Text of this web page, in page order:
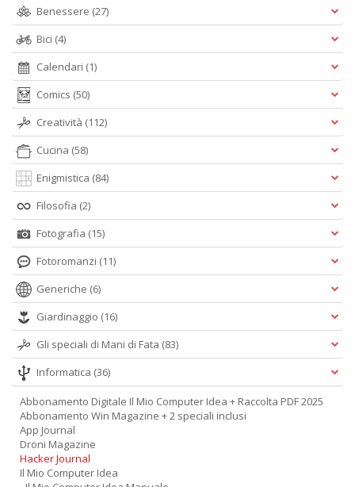
Benessere (27)
Bici (4)
Calendari (1)
Comics (50)
Creatività (112)
Cucina (58)
Enigmistica (84)
Filosofia (2)
Fotografia (15)
Fotoromanzi (11)
Generiche (6)
Giardinaggio (16)
Gli speciali di Mani di Fata (83)
Informatica (36)
Abbonamento Digitale Il Mio Computer Idea + Raccolta PDF 2025
Abbonamento Win Magazine + 2 speciali inclusi
App Journal
Droni Magazine
Hacker Journal
Il Mio Computer Idea